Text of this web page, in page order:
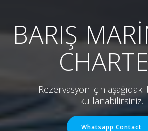
BARIŞ
Rezervasyon için
kullanabilirsiniz.
Whatsapp Contact